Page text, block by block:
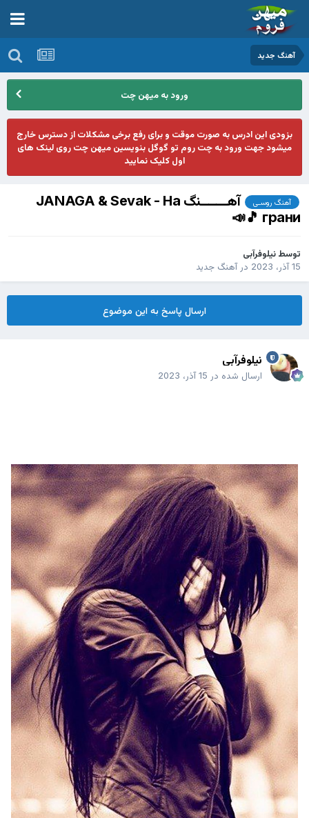
آهنگ جدید
ورود به میهن چت
بزودی این ادرس به صورت موقت و برای رفع برخی مشکلات از دسترس خارج
میشود جهت ورود به چت روم تو گوگل بنویسین میهن چت روی لینک های
اول کلیک نمایید
آهنگ روسـی
آهـــــــنگ JANAGA & Sevak - На
грани 🎵📣
توسط نیلوفرآبی
15 آذر، 2023
در آهنگ جدید
ارسال پاسخ به این موضوع
نیلوفرآبی
ارسال شده در 15 آذر، 2023